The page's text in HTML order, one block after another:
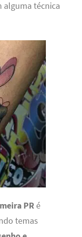
alguma técnica
PRé
temas